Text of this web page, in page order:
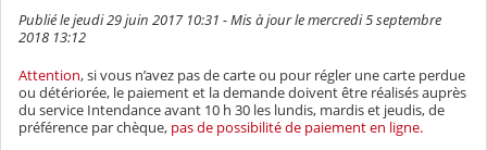
Publié le jeudi 29 juin 2017 10:31 - Mis à jour le mercredi 5 septembre
2018 13:12
Attention, si vous n’avez pas de carte ou pour régler une carte perdue
ou détériorée, le paiement et la demande doivent être réalisés auprès
du service Intendance avant 10 h 30 les lundis, mardis et jeudis, de
préférence par chèque, pas de possibilité de paiement en ligne.